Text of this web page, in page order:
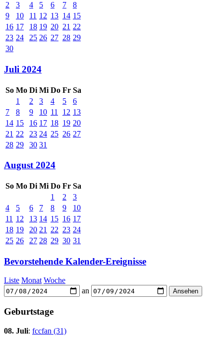
2
3 4 5 6 7
8
9
10 11 12 13 14 15
16 17 18 19 20 21 22
23 24 25 26 27 28 29
30
Juli 2024
So Mo Di Mi Do Fr Sa
1
2 3 4 5
6
7
8 9 10 11 12 13
14 15 16 17 18 19 20
21 22 23 24 25 26 27
28 29 30 31
August 2024
So Mo Di Mi Do Fr Sa
1
2
3
4
5 6 7 8 9
10
11 12 13 14 15 16 17
18 19 20 21 22 23 24
25 26 27 28 29 30 31
Bevorstehende Kalender-Ereignisse
Liste Monat Woche
an
Geburtstage
08. Juli: fccfan (31)